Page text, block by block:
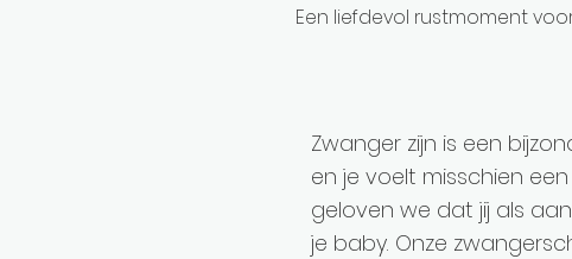
Een liefdevol rustmoment
Zwanger zijn is een
en je voelt misschien
geloven we dat jij als
je baby. Onze